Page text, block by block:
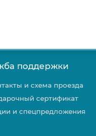
поддержки
и схема проезда
сертификат
и спецпредложения